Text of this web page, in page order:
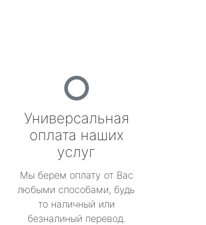
Универсальная
оплата наших
услуг
Мы берем оплату от Вас
любыми способами, будь
то наличный или
безналиный перевод.